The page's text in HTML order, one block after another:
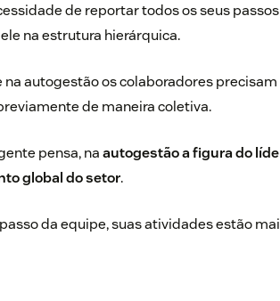
de reportar todos os seus
na estrutura hierárquica.
autogestão os colaboradores
de maneira coletiva.
pensa, naautogestão a figura do
global do setor.
da equipe, suas atividades estão